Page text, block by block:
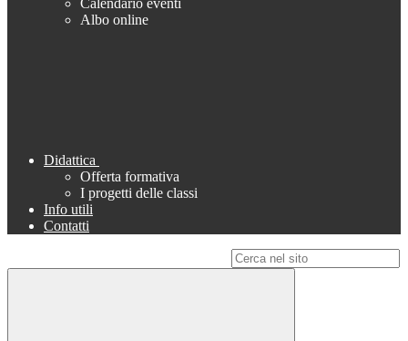
Calendario eventi
Albo online
Didattica
Offerta formativa
I progetti delle classi
Info utili
Contatti